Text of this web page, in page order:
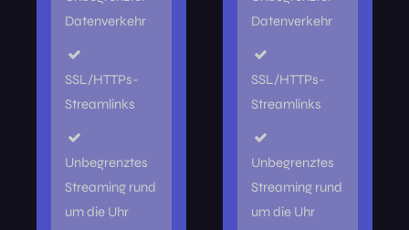
Datenverkehr
SSL/HTTPs-
Streamlinks
Unbegrenztes
Streaming rund
um die Uhr
Datenverkehr
SSL/HTTPs-
Streamlinks
Unbegrenztes
Streaming rund
um die Uhr